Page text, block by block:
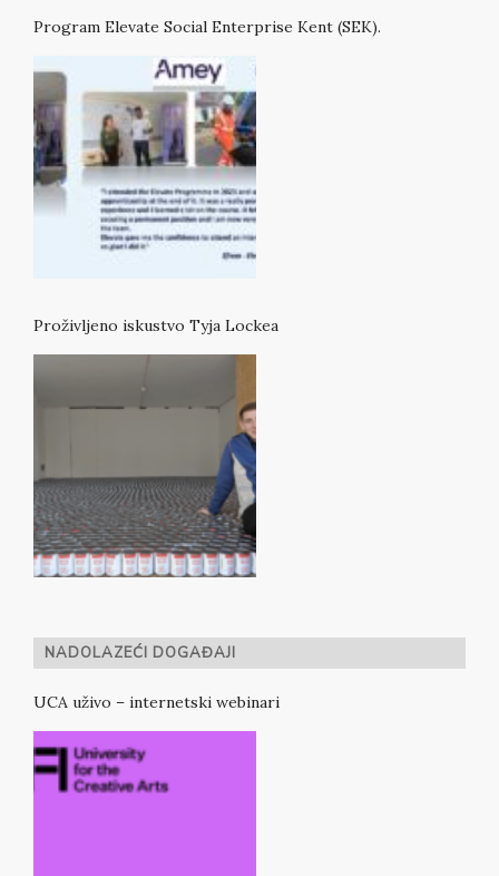
Program Elevate Social Enterprise Kent (SEK).
Proživljeno iskustvo Tyja Lockea
NADOLAZEĆI DOGAĐAJI
UCA uživo – internetski webinari